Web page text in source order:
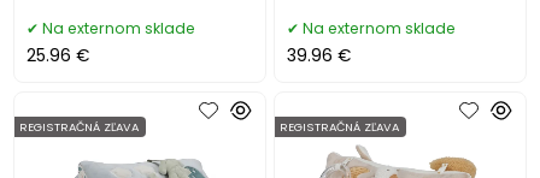
Na externom sklade
25.96 €
Na externom sklade
39.96 €
REGISTRAČNÁ ZĽAVA REGISTRAČNÁ ZĽAVA